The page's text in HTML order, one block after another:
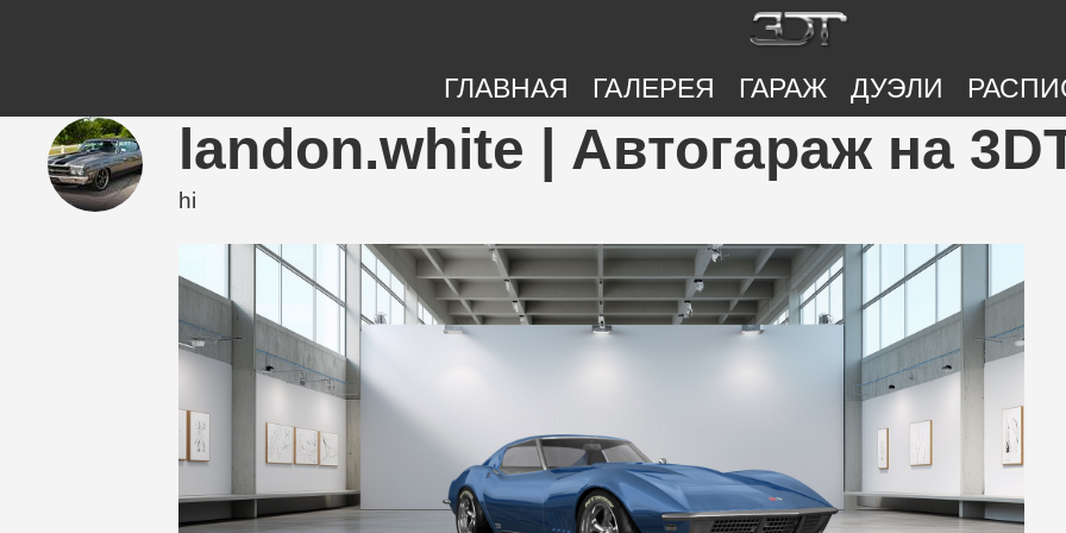
ГЛАВНАЯ ГАЛЕРЕЯ ГАРАЖ ДУЭЛИ
landon.white | Автогараж на
hi